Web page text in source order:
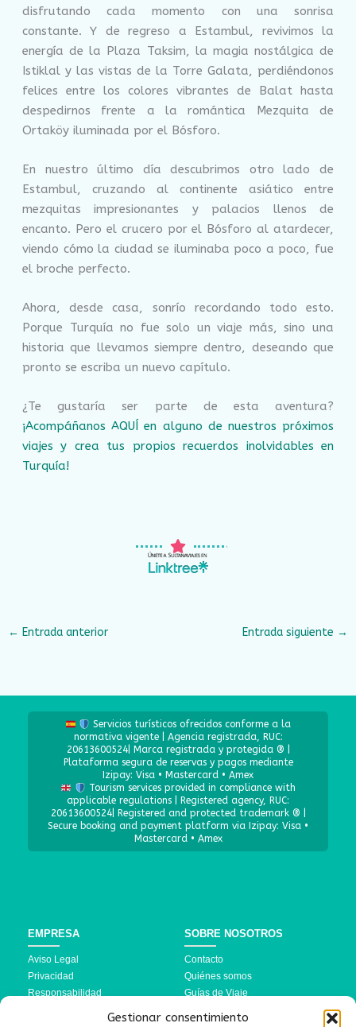
Gestionar consentimiento
disfrutando cada momento con una sonrisa
constante. Y de regreso a Estambul, revivimos la
energía de la Plaza Taksim, la magia nostálgica de
Istiklal y las vistas de la Torre Galata, perdiéndonos
felices entre los colores vibrantes de Balat hasta
despedirnos frente a la romántica Mezquita de
Ortaköy iluminada por el Bósforo.
En nuestro último día descubrimos otro lado de
Estambul, cruzando al continente asiático entre
mezquitas impresionantes y palacios llenos de
encanto. Pero el crucero por el Bósforo al atardecer,
viendo cómo la ciudad se iluminaba poco a poco, fue
el broche perfecto.
Ahora, desde casa, sonrío recordando todo esto.
Porque Turquía no fue solo un viaje más, sino una
historia que llevamos siempre dentro, deseando que
pronto se escriba un nuevo capítulo.
¿Te gustaría ser parte de esta aventura?
¡Acompáñanos AQUÍ en alguno de nuestros próximos
viajes y crea tus propios recuerdos inolvidables en
Turquía!
← Entrada anterior Entrada siguiente →
Servicios turísticos ofrecidos conforme a la
normativa vigente | Agencia registrada, RUC:
20613600524| Marca registrada y protegida ® |
Plataforma segura de reservas y pagos mediante
Izipay: Visa • Mastercard • Amex
Tourism services provided in compliance with
applicable regulations | Registered agency, RUC:
20613600524| Registered and protected trademark ® |
Secure booking and payment platform via Izipay: Visa •
Mastercard • Amex
EMPRESA
Aviso Legal
Privacidad
Responsabilidad
SOBRE NOSOTROS
Contacto
Quiénes somos
Guías de Viaje